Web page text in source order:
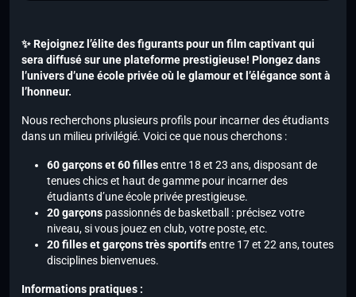
✨ Rejoignez l’élite des figurants pour un film captivant qui
sera diffusé sur une plateforme prestigieuse! Plongez dans
l’univers d’une école privée où le glamour et l’élégance sont à
l’honneur.
Nous recherchons plusieurs profils pour incarner des étudiants
dans un milieu privilégié. Voici ce que nous cherchons :
60 garçons et 60 fillesentre 18 et 23 ans, disposant de
tenues chics et haut de gamme pour incarner des
étudiants d’une école privée prestigieuse.
20 garçons passionnés de basketball : précisez votre
niveau, si vous jouez en club, votre poste, etc.
20 filles et garçons très sportifsentre 17 et 22 ans, toutes
disciplines bienvenues.
Informations pratiques :